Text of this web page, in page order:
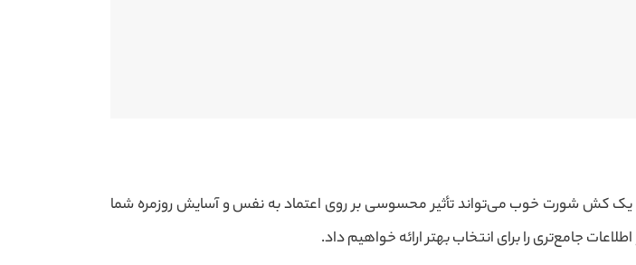
یک کش شورت خوب می‌تواند تأثیر محسوسی بر روی اعتماد به نفس و آسایش روزمره شما
جامع‌تری را برای انتخاب بهتر ارائه خواهیم داد.